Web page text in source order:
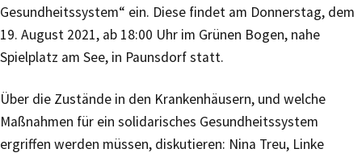
Gesundheitssystem“ ein. Diese findet am Donnerstag, dem
19. August 2021, ab 18:00 Uhr im Grünen Bogen, nahe
Spielplatz am See, in Paunsdorf statt.
Über die Zustände in den Krankenhäusern, und welche
Maßnahmen für ein solidarisches Gesundheitssystem
ergriffen werden müssen, diskutieren: Nina Treu, Linke